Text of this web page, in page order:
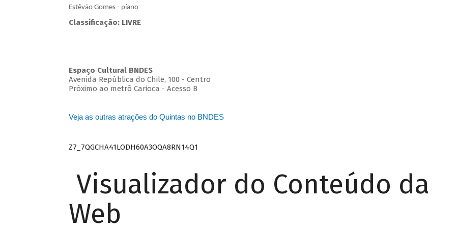
Estêvão Gomes - píano
Classificação: LIVRE
Espaço Cultural BNDES
Avenida República do Chile, 100 - Centro
Próximo ao metrô Carioca - Acesso B
Veja as outras atrações do Quintas no BNDES
Z7_7QGCHA41LODH60A3OQA8RN14Q1
Visualizador do Conteúdo da
Web